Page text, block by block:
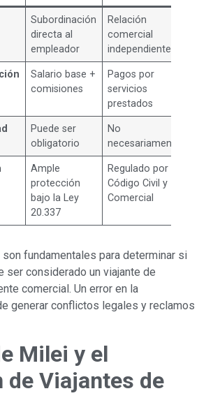
Subordinación
directa al
empleador
Relación
comercial
independiente
Salario base +
comisiones
Pagos por
servicios
prestados
Puede ser
obligatorio
No
necesariamente
Ample
protección
bajo la Ley
20.337
Regulado por el
Código Civil y
Comercial
fundamentales para determinar si
ser considerado un viajante de
comercial. Un error en la
generar conflictos legales y reclamos
Milei y el
de Viajantes de